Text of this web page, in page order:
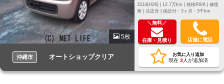
5枚
沖縄市 オートショップクリア
修復
無 | 法定含 | 保証付・3ヶ月・3千km
＼無料／
在庫・見積り 店舗に電話
お気に入り追加
現在 3人が追加済